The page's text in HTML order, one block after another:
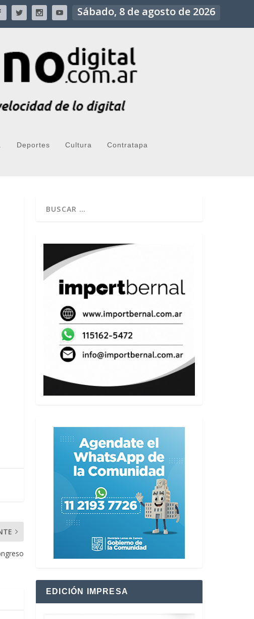
Sábado, 8 de agosto de 2026
Deportes Cultura Contratapa
EDICIÓN IMPRESA